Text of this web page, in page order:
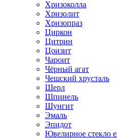
Хризоколла
Хризолит
Хризопраз
Циркон
Цитрин
Цоизит
Чароит
Чёрный агат
Чешский хрусталь
Шерл
Шпинель
Шунгит
Эмаль
Эпидот
Ювелирное стекло